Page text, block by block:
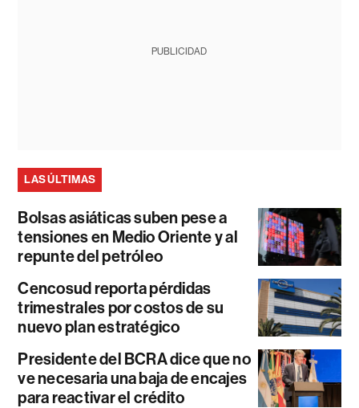
PUBLICIDAD
LAS ÚLTIMAS
Bolsas asiáticas suben pese a
tensiones en Medio Oriente y al
repunte del petróleo
Cencosud reporta pérdidas
trimestrales por costos de su
nuevo plan estratégico
Presidente del BCRA dice que no
ve necesaria una baja de encajes
para reactivar el crédito